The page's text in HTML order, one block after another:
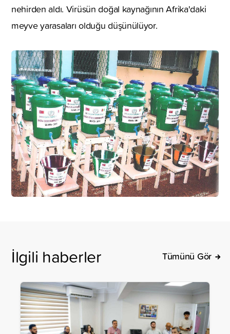
nehirden aldı. Virüsün doğal kaynağının Afrika'daki
meyve yarasaları olduğu düşünülüyor.
İlgili haberler Tümünü Gör